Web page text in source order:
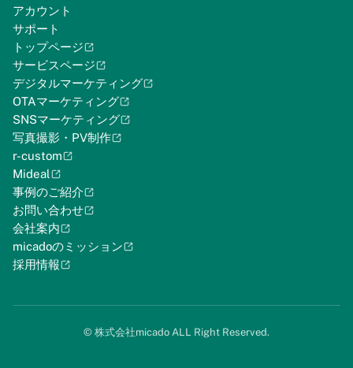
アカウント
サポート
トップページ
サービスページ
デジタルマーケティング
OTAマーケティング
SNSマーケティング
写真撮影・PV制作
r-custom
Mideal
事例のご紹介
お問い合わせ
会社案内
micadoのミッション
採用情報
©︎ 株式会社micado ALL Right Reserved.